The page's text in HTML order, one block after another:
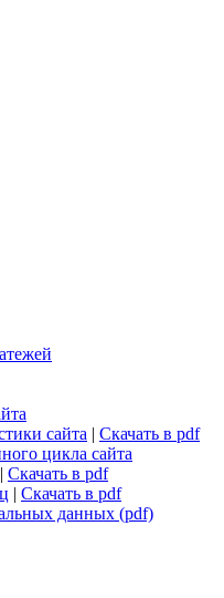
сайта|Скачать в pdf
цикла сайта